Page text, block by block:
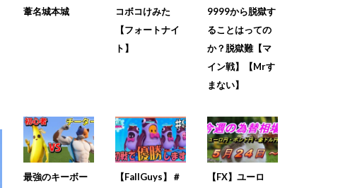
葦名城本城
コボコけみた
【フォートナイ
ト】
9999から脱獄す
ることはっての
か？脱獄難【マ
イン戦】【Mrす
まない】
最強のキーボー
【FallGuys】＃
【FX】ユーロ